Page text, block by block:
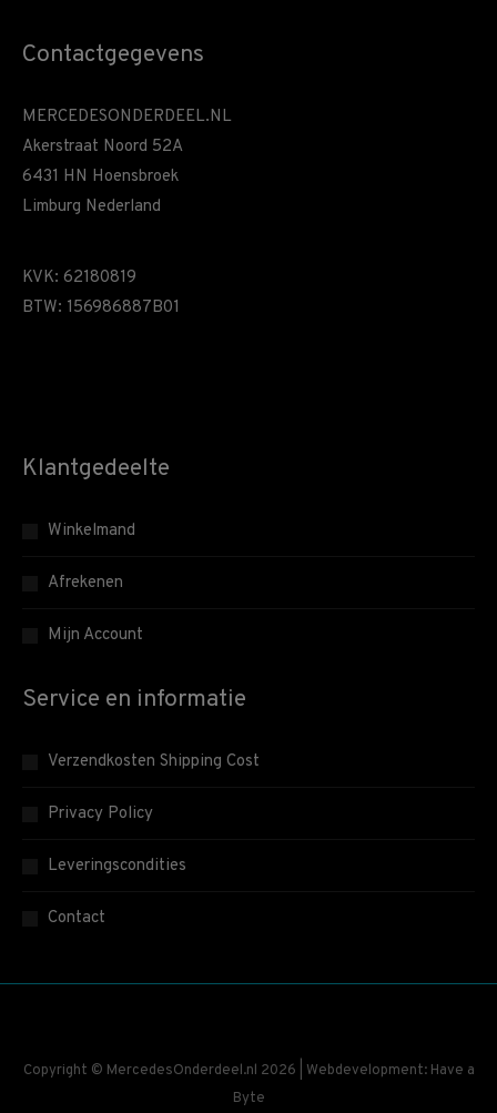
Contactgegevens
MERCEDESONDERDEEL.NL
Akerstraat Noord 52A
6431 HN Hoensbroek
Limburg Nederland
KVK: 62180819
BTW: 156986887B01
Klantgedeelte
Winkelmand
Afrekenen
Mijn Account
Service en informatie
Verzendkosten Shipping Cost
Privacy Policy
Leveringscondities
Contact
Copyright © MercedesOnderdeel.nl 2026 | Webdevelopment: Have a
Byte